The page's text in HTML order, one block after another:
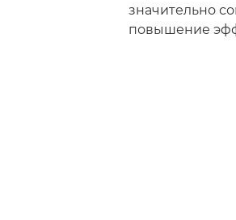
значительно
повышение